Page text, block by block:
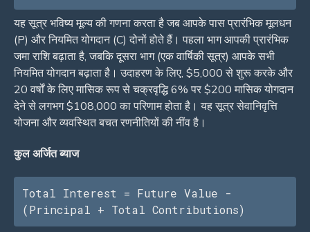
यह सूत्र भविष्य मूल्य की गणना करता है जब आपके पास प्रारंभिक मूलधन
(P) और नियमित योगदान (C) दोनों होते हैं। पहला भाग आपकी प्रारंभिक
जमा राशि बढ़ाता है, जबकि दूसरा भाग (एक वार्षिकी सूत्र) आपके सभी
नियमित योगदान बढ़ाता है। उदाहरण के लिए, $5,000 से शुरू करके और
20 वर्षों के लिए मासिक रूप से चक्रवृद्धि 6% पर $200 मासिक योगदान
देने से लगभग $108,000 का परिणाम होता है। यह सूत्र सेवानिवृत्ति
योजना और व्यवस्थित बचत रणनीतियों की नींव है।
कुल अर्जित ब्याज
Total Interest = Future Value -
(Principal + Total Contributions)